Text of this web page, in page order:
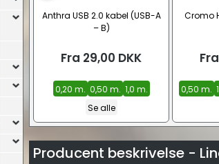
Anthra USB 2.0 kabel (USB-A
– B)
Fra 29,00 DKK
0,20 m. 0,50 m. 1,0 m.
Se alle
Cromo
Fra
0,50 m.
Producent beskrivelse -